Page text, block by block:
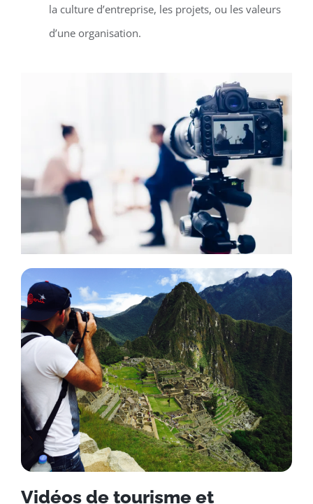
la culture d’entreprise, les projets, ou les valeurs
d’une organisation.
Vidéos de tourisme et